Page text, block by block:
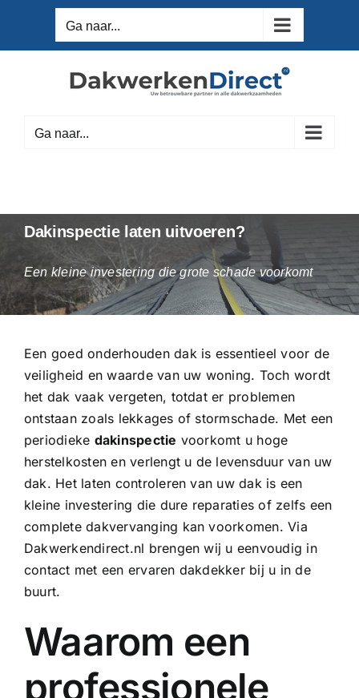
inhoud
Ga naar...
Ga naar...
Dakinspectie laten uitvoeren?
Een kleine investering die grote schade voorkomt
Een goed onderhouden dak is essentieel voor de
veiligheid en waarde van uw woning. Toch wordt
het dak vaak vergeten, totdat er problemen
ontstaan zoals lekkages of stormschade. Met een
periodieke dakinspectie voorkomt u hoge
herstelkosten en verlengt u de levensduur van uw
dak. Het laten controleren van uw dak is een
kleine investering die dure reparaties of zelfs een
complete dakvervanging kan voorkomen. Via
Dakwerkendirect.nl brengen wij u eenvoudig in
contact met een ervaren dakdekker bij u in de
buurt.
Waarom een
professionele